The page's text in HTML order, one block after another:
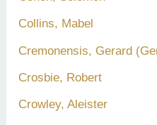
Collins, Mabel
Cremonensis, Gerard
Crosbie, Robert
Crowley, Aleister